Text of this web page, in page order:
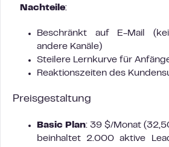
Nachteile:
Beschränkt auf E-Mail
andere Kanäle)
Steilere Lernkurve für
Reaktionszeiten des
Preisgestaltung
Basic Plan: 39 $/Monat
beinhaltet 2.000 aktive